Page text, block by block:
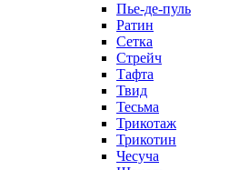
Пье-де-пуль
Ратин
Сетка
Стрейч
Тафта
Твид
Тесьма
Трикотаж
Трикотин
Чесуча